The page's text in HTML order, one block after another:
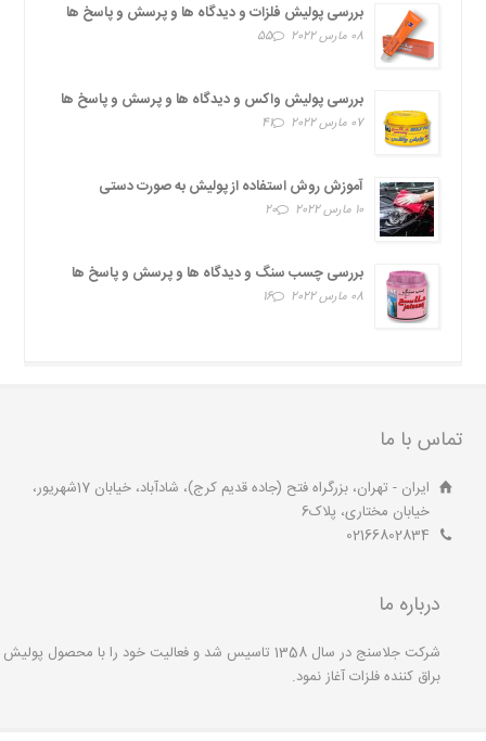
بررسی پولیش فلزات و دیدگاه ها و پرسش و پاسخ ها
08 مارس 2022 55
بررسی پولیش واکس و دیدگاه ها و پرسش و پاسخ ها
07 مارس 2022 41
آموزش روش استفاده از پولیش به صورت دستی
10 مارس 2022 20
بررسی چسب سنگ و دیدگاه ها و پرسش و پاسخ ها
08 مارس 2022 16
تماس با ما
ایران - تهران، بزرگراه فتح (جاده قدیم کرج)، شادآباد، خیابان 17شهریور،
خیابان مختاری، پلاک6
02166802834
درباره ما
شرکت جلاسنج در سال 1358 تاسیس شد و فعالیت خود را با محصول پولیش
براق کننده فلزات آغاز نمود.